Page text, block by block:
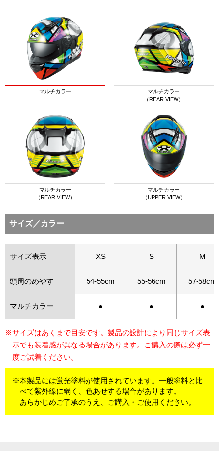
マルチカラー
マルチカラー
（REAR VIEW）
マルチカラー
（REAR VIEW）
マルチカラー
（UPPER VIEW）
サイズ／カラー
サイズ表示 XS S M
頭周のめやす 54-55cm 55-56cm 57-58cm
マルチカラー ● ● ●
※サイズはあくまで目安です。製品の設計により同じサイズ表
示でも装着感が異なる場合があります。ご購入の際は必ず一
度ご試着ください。
※本製品には蛍光塗料が使用されています。一般塗料と比
べて紫外線に弱く、色あせする場合があります。
あらかじめご了承のうえ、ご購入・ご使用ください。